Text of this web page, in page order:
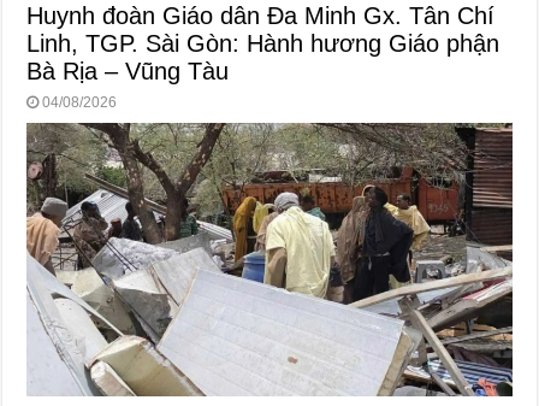
Huynh đoàn Giáo dân Đa Minh Gx. Tân Chí
Linh, TGP. Sài Gòn: Hành hương Giáo phận
Bà Rịa – Vũng Tàu
04/08/2026